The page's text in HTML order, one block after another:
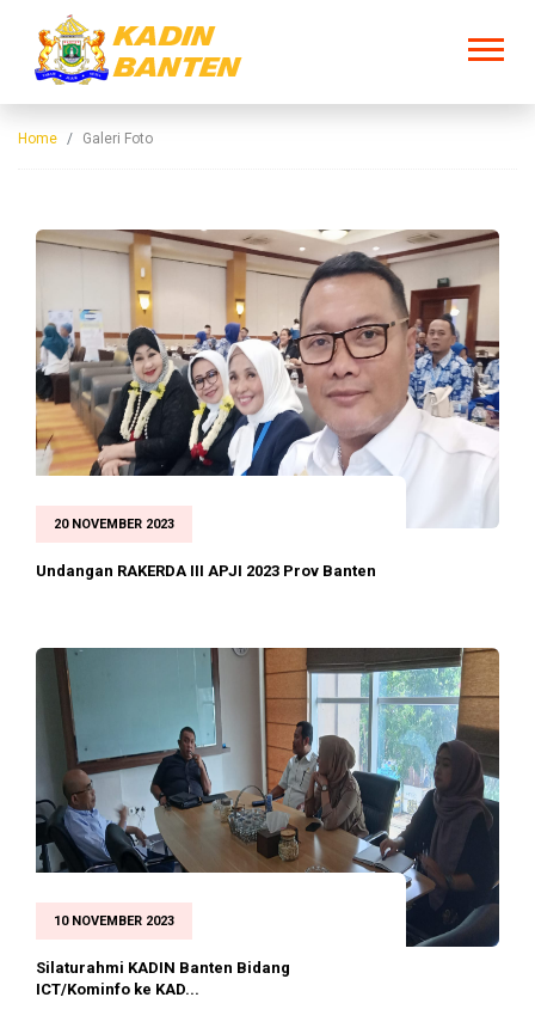
Home Galeri Foto
20 NOVEMBER 2023
Undangan RAKERDA III APJI 2023 Prov Banten
10 NOVEMBER 2023
Silaturahmi KADIN Banten Bidang
ICT/Kominfo ke KAD...